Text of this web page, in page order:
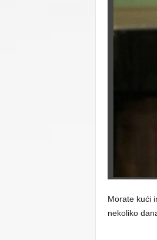
Morate kući
nekoliko